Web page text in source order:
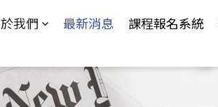
我們 最新消息 課程報名系統